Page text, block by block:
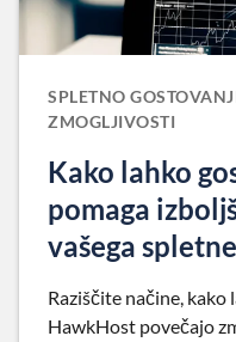
SPLETNO
ZMOGLJIVOSTI
Kako lahko
pomaga
vašega
Raziščite načine,
HawkHost povečajo